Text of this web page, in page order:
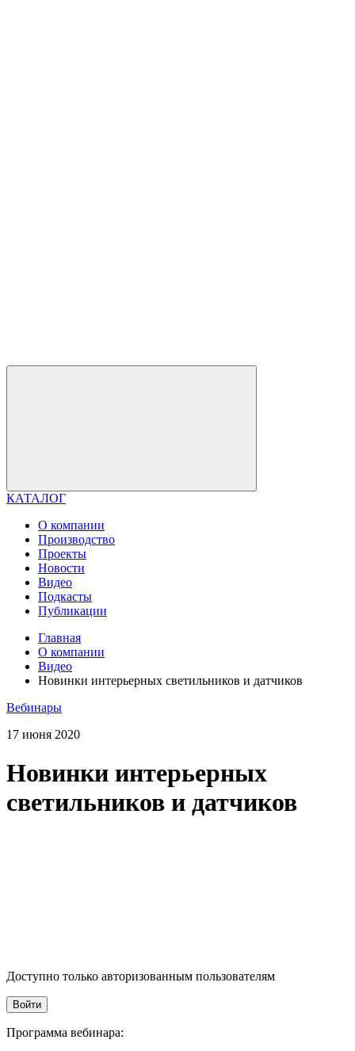
КАТАЛОГ
О компании
Производство
Проекты
Новости
Видео
Подкасты
Публикации
Главная
О компании
Видео
Новинки интерьерных светильников и датчиков
Вебинары
17 июня 2020
Новинки интерьерных
светильников и датчиков
Доступно только авторизованным пользователям
Войти
Программа вебинара: